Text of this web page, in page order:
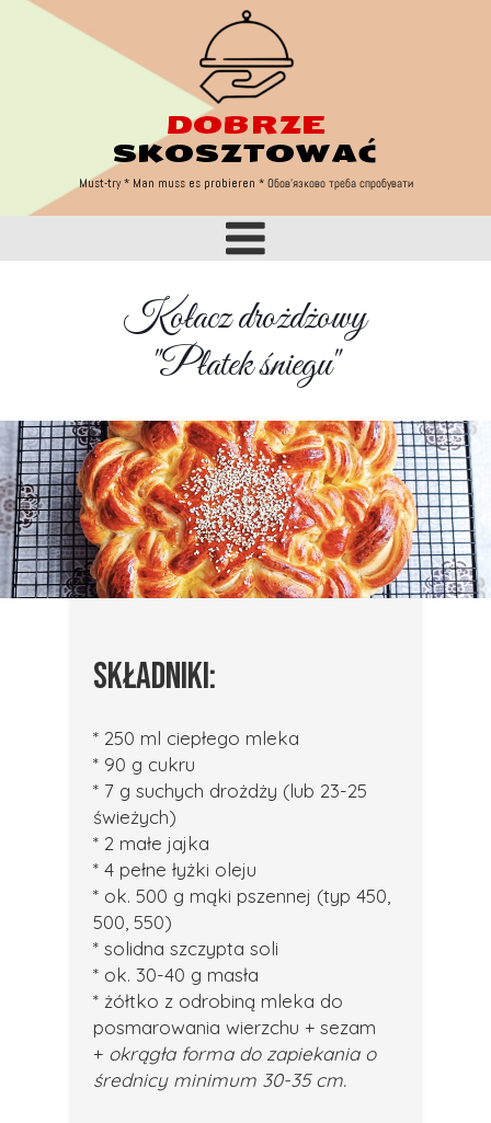
Kołacz drożdżowy
"Płatek śniegu"
SKŁADNIKI:
* 250 ml ciepłego mleka
* 90 g cukru
* 7 g suchych drożdży (lub 23-25
świeżych)
* 2 małe jajka
* 4 pełne łyżki oleju
* ok. 500 g mąki pszennej (typ 450,
500, 550)
* solidna szczypta soli
* ok. 30-40 g masła
* żółtko z odrobiną mleka do
posmarowania wierzchu + sezam
+ okrągła forma do zapiekania o
średnicy minimum 30-35 cm.
DOBRZE
SKOSZTOWAĆ
Must-try * Man muss es probieren * Обов'язково треба спробувати
Must try